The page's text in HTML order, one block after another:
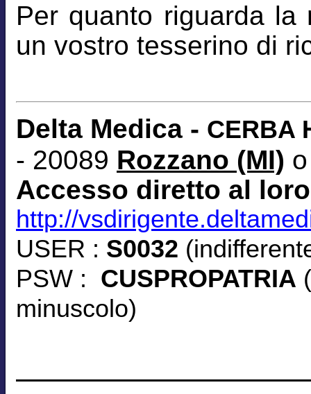
Per quanto riguarda la
un vostro tesserino di
Delta Medica - CERBA
- 20089 Rozzano (MI)
Accesso diretto al
http://
USER : S0032
PSW : CUSPROPATRIA
minuscolo)